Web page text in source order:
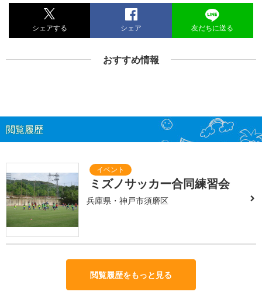
シェアする シェア 友だちに送る
おすすめ情報
閲覧履歴
ミズノサッカー合同練習会
兵庫県・神戸市須磨区
閲覧履歴をもっと見る